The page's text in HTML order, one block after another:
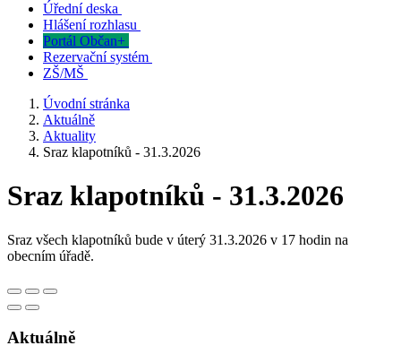
Úřední deska
Hlášení rozhlasu
Portál Občan+
Rezervační systém
ZŠ/MŠ
Úvodní stránka
Aktuálně
Aktuality
Sraz klapotníků - 31.3.2026
Sraz klapotníků - 31.3.2026
Sraz všech klapotníků bude v úterý 31.3.2026 v 17 hodin na
obecním úřadě.
Aktuálně